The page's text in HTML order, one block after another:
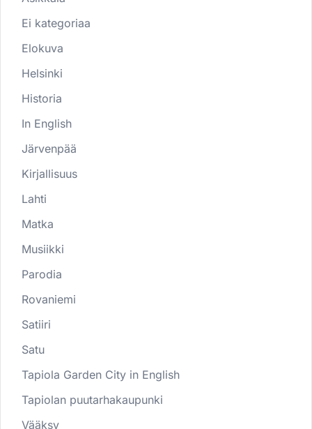
Ei kategoriaa
Elokuva
Helsinki
Historia
In English
Järvenpää
Kirjallisuus
Lahti
Matka
Musiikki
Parodia
Rovaniemi
Satiiri
Satu
Tapiola Garden City in English
Tapiolan puutarhakaupunki
Vääksy